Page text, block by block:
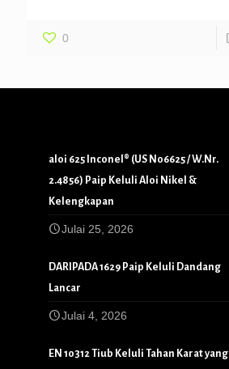
0
aloi 625 Inconel® (US N06625 / W.Nr.
2.4856) Paip Keluli Aloi Nikel &
Kelengkapan
Julai 25, 2026
DARIPADA 1629 Paip Keluli Dandang
Lancar
Julai 4, 2026
EN 10312 Tiub Keluli Tahan Karat yang